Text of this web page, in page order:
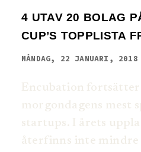
4 UTAV 20 BOLAG
CUP’S TOPPLISTA
MÅNDAG, 22 JANUARI, 2018
Encubation
morgondagens mest
startups. I årets
återfinns inte mindre